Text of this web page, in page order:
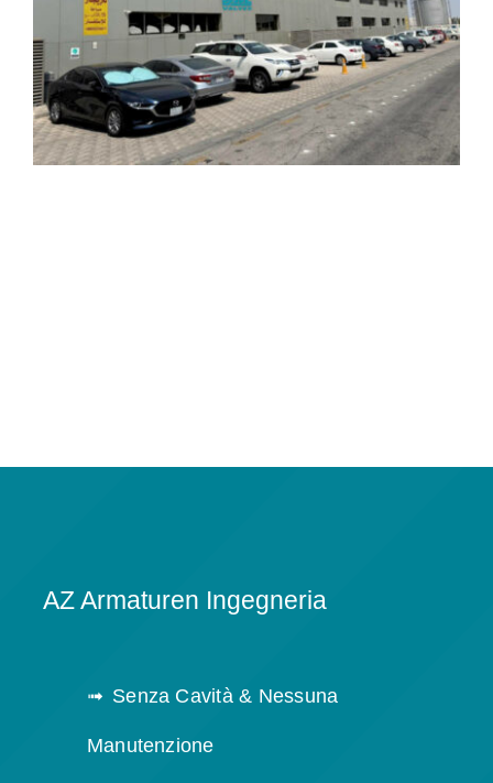
AZ Armaturen Ingegneria
Senza Cavità & Nessuna
Manutenzione